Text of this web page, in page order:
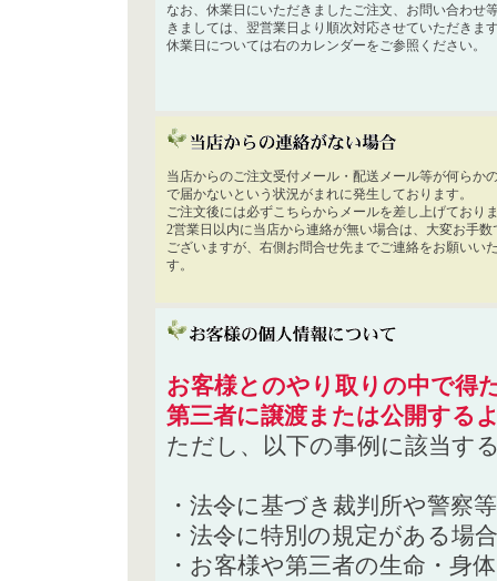
なお、休業日にいただきましたご注文、お問い合わせ
きましては、翌営業日より順次対応させていただきま
休業日については右のカレンダーをご参照ください。
当店からのご注文受付メール・配送メール等が何らか
で届かないという状況がまれに発生しております。
ご注文後には必ずこちらからメールを差し上げており
2営業日以内に当店から連絡が無い場合は、大変お手数
ございますが、右側お問合せ先までご連絡をお願いい
す。
お客様とのやり取りの中で得
第三者に譲渡または公開する
ただし、以下の事例に該当す
・法令に基づき裁判所や警察
・法令に特別の規定がある場合
・お客様や第三者の生命・身